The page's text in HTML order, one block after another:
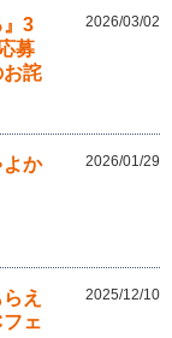
』3
募
詫
2026/03/02
か
2026/01/29
え
ェ
2025/12/10